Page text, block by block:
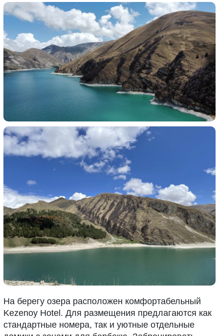
На берегу озера расположен комфортабельный
Kezenoy Hotel. Для размещения предлагаются как
стандартные номера, так и уютные отдельные